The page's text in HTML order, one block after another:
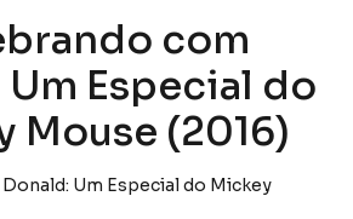
com
Especial do
Mouse (2016)